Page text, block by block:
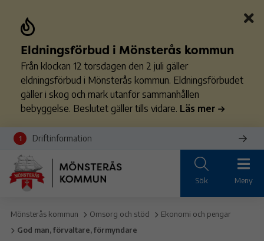
Eldningsförbud i Mönsterås kommun
Från klockan 12 torsdagen den 2 juli gäller
eldningsförbud i Mönsterås kommun. Eldningsförbudet
gäller i skog och mark utanför sammanhållen
bebyggelse. Beslutet gäller tills vidare. Läs mer
1 Driftinformation
Sök Meny
Mönsterås kommun Omsorg och stöd
Ekonomi och pengar
God man, förvaltare, förmyndare